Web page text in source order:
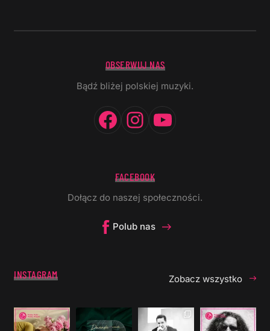
OBSERWUJ NAS
Bądź bliżej polskiej muzyki.
Facebook
Instagram
FACEBOOK
Dołącz do naszej społeczności.
Polub nas
INSTAGRAM Zobacz wszystko